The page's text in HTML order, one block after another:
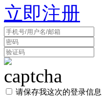
立即注册
请保存我这次的登录信息